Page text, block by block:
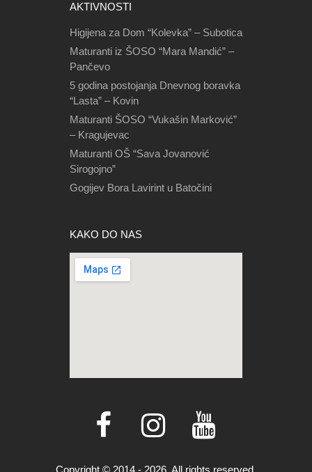
AKTIVNOSTI
Higijena za Dom “Kolevka” – Subotica
Maturanti iz ŠOSO “Mara Mandić” –
Pančevo
5 godina postojanja Dnevnog boravka
“Lasta” – Kovin
Maturanti ŠOSO “Vukašin Marković”
– Kragujevac
Maturanti OŠ “Sava Jovanović
Sirogojno”
Gogijev Bora Lavirint u Batočini
KAKO DO NAS